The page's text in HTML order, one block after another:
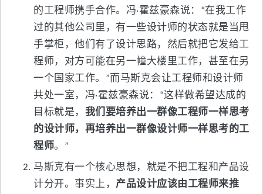
的工程师携手合作。冯·霍兹豪森说：“在我工作
过的其他公司里，有一些设计师的状态就是当甩
手掌柜，他们有了设计思路，然后就把它发给工
程师，对方可能在另一幢大楼里工作，甚至在另
一个国家工作。”而马斯克会让工程师和设计师
共处一室，冯·霍兹豪森说：“这样做希望达成的
目标就是， 我们要培养出一群像工程师一样思考
的设计师，再培养出一群像设计师一样思考的工
程师。”
马斯克有一个核心思想，就是不把工程和产品设
计分开。事实上， 产品设计应该由工程师来推